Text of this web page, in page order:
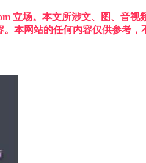
立场。本文所涉文、图、音
本网站的任何内容仅供参考